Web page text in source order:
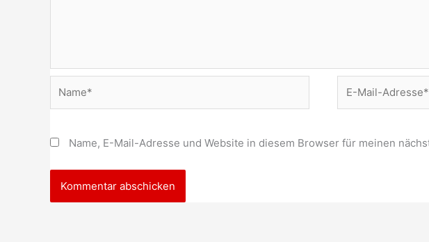
Mail-
Name, E-Mail-Adresse und Website in diesem Browser für meinen